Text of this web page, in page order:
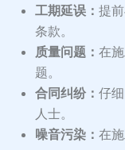
工期延误： 提
条款。
质量问题： 在
题。
合同纠纷： 仔
人士。
噪音污染： 在